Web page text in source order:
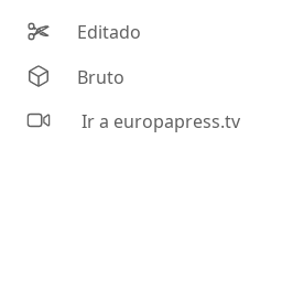
Editado
Bruto
Ir a europapress.tv